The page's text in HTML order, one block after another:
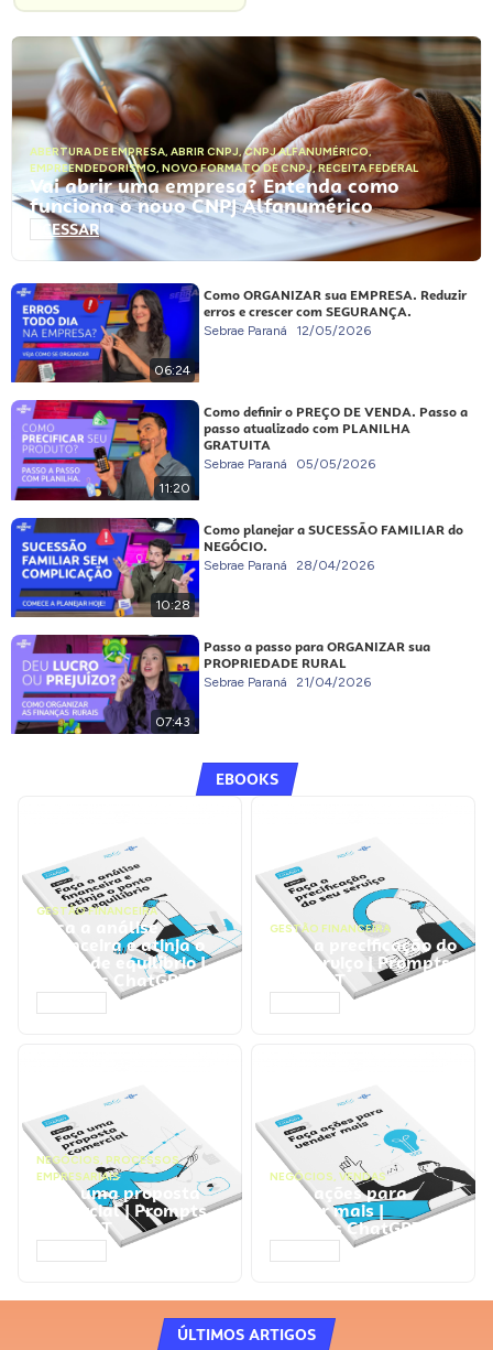
ABERTURA DE EMPRESA, ABRIR CNPJ,CNPJ ALFANUMÉRICO,
EMPREENDEDORISMO, NOVO FORMATO DE CNPJ,RECEITA FEDERAL
Vai abrir uma empresa? Entenda como
funciona o novo CNPJ Alfanumérico
ACESSAR
06:24
Como ORGANIZAR sua EMPRESA. Reduzir
erros e crescer com SEGURANÇA.
Sebrae Paraná 12/05/2026
11:20
Como definir o PREÇO DE VENDA. Passo a
passo atualizado com PLANILHA
GRATUITA
Sebrae Paraná 05/05/2026
10:28
Como planejar a SUCESSÃO FAMILIAR do
NEGÓCIO.
Sebrae Paraná 28/04/2026
07:43
Passo a passo para ORGANIZAR sua
PROPRIEDADE RURAL
Sebrae Paraná 21/04/2026
EBOOKS
GESTÃO FINANCEIRA
Faça a análise
financeira e atinja o
ponto de equilíbrio |
Prompts ChatGPT
GESTÃO FINANCEIRA
Faça a precificação do
seu serviço | Prompts
ChatGPT
NEGÓCIOS, PROCESSOS
EMPRESARIAIS
Faça uma proposta
comercial | Prompts
ChatGPT
NEGÓCIOS, VENDAS
Faça ações para
vender mais |
Prompts ChatGPT
ÚLTIMOS ARTIGOS